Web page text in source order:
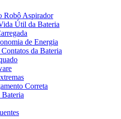
Robô Aspirador
Útil da Bateria
de Energia
da Bateria
Correta